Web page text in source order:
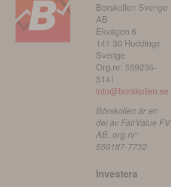
Börskollen Sverige
AB
Ekvägen 6
141 30 Huddinge
Sverige
Org.nr: 559236-
5141
info@borskollen.se
Börskollen är en
del av FairValue FV
AB, org.nr:
559187-7732
Investera